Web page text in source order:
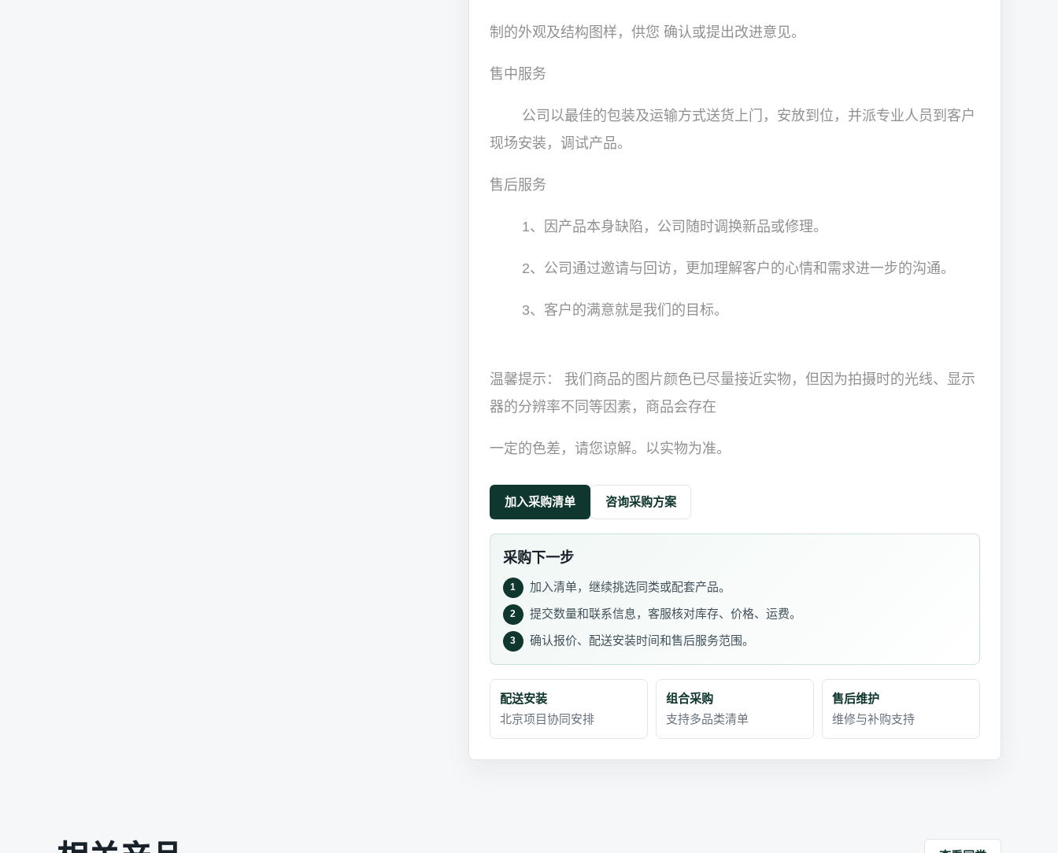
制的外观及结构图样，供您 确认或提出改进意见。
售中服务
公司以最佳的包装及运输方式送货上门，安放到位，并派专业人员到客户
现场安装，调试产品。
售后服务
1、因产品本身缺陷，公司随时调换新品或修理。
2、公司通过邀请与回访，更加理解客户的心情和需求进一步的沟通。
3、客户的满意就是我们的目标。
温馨提示： 我们商品的图片颜色已尽量接近实物，但因为拍摄时的光线、显示
器的分辨率不同等因素，商品会存在
一定的色差，请您谅解。以实物为准。
加入采购清单 咨询采购方案
采购下一步
1 加入清单，继续挑选同类或配套产品。
2 提交数量和联系信息，客服核对库存、价格、运费。
3 确认报价、配送安装时间和售后服务范围。
配送安装
北京项目协同安排
组合采购
支持多品类清单
售后维护
维修与补购支持